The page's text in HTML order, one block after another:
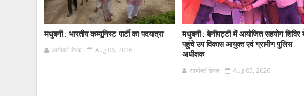
मधुबनी : भारतीय कम्यूनिस्ट पार्टी का पदयात्रा
आर्यावर्त डेस्क Aug 06, 2026
मधुबनी : बेनीपट्टी में आयोजित सहयोग शिविर
पहुंचे उप विकास आयुक्त एवं ग्रामीण पुलिस
अधीक्षक
आर्यावर्त डेस्क Aug 05, 2026